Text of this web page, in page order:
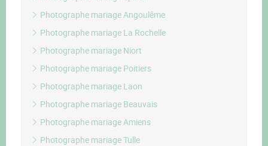
Photographe mariage Angoulême
Photographe mariage La Rochelle
Photographe mariage Niort
Photographe mariage Poitiers
Photographe mariage Laon
Photographe mariage Beauvais
Photographe mariage Amiens
Photographe mariage Tulle